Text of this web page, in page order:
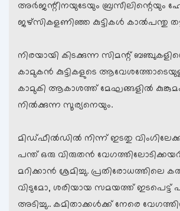
അര്‍ജന്റീനയുടേയും ബ്രസീലിന്റെയും
ജഴ്സികളണിഞ്ഞ കുട്ടികള്‍ കാല്‍പന്തു
നിരയായി കിടക്കുന്ന സിമന്റ്
കാമുകന്‍ കുട്ടികളുടെ
കാമുകി ആകാശത്ത് മേഘങ്ങളില്‍
നില്‍ക്കുന്ന സൂര്യനെയും.
മിഡ്ഫീല്‍ഡില്‍ നിന്ന് ഇടതു വിംഗിലേക്ക്
പന്ത് ഒരു വിരുതന്‍
മറിക്കാന്‍ ശ്രമിച്ചു. പ്രതിരോധത്തിലെ
വിടുമോ, ശരിയായ സമയത്ത് ഇടപെട്ട്
അടിച്ചു.. കമിതാക്കള്‍ക്ക് നേരെ